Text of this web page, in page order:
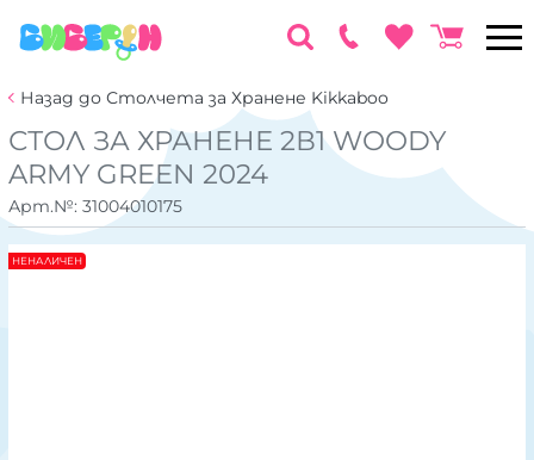
Назад до Столчета за Хранене Kikkaboo
СТОЛ ЗА ХРАНЕНЕ 2В1 WOODY
ARMY GREEN 2024
Арт.№: 31004010175
НЕНАЛИЧЕН